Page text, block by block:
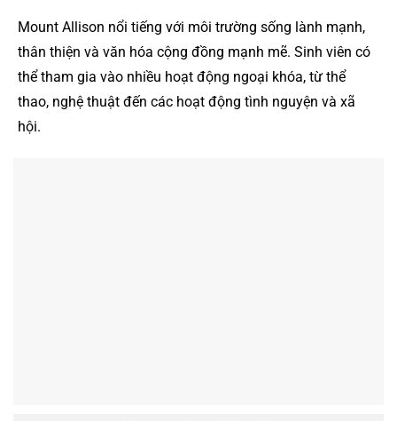
Mount Allison nổi tiếng với môi trường sống lành mạnh,
thân thiện và văn hóa cộng đồng mạnh mẽ. Sinh viên có
thể tham gia vào nhiều hoạt động ngoại khóa, từ thể
thao, nghệ thuật đến các hoạt động tình nguyện và xã
hội.